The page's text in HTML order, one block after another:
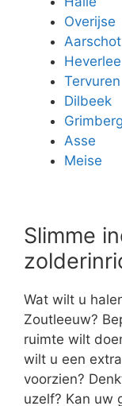
Overijse
Aarschot
Heverlee
Tervuren
Dilbeek
Asse
Meise
Slimme
Wat wilt u
Zoutleeuw?
ruimte wilt
wilt u een
voorzien?
uzelf? Kan uw